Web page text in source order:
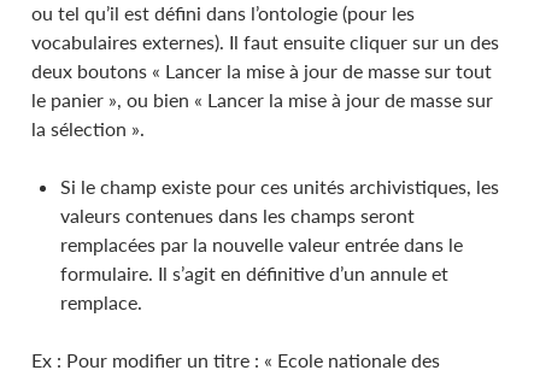
ou tel qu’il est défini dans l’ontologie (pour les
vocabulaires externes). Il faut ensuite cliquer sur un des
deux boutons « Lancer la mise à jour de masse sur tout
le panier », ou bien « Lancer la mise à jour de masse sur
la sélection ».
Si le champ existe pour ces unités archivistiques, les
valeurs contenues dans les champs seront
remplacées par la nouvelle valeur entrée dans le
formulaire. Il s’agit en définitive d’un annule et
remplace.
Ex : Pour modifier un titre : « Ecole nationale des